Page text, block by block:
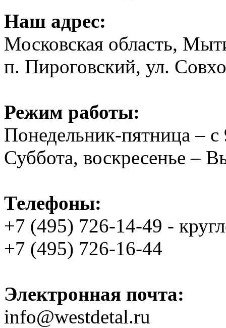
Наш адрес:
Московская область,
п. Пироговский, ул.
Режим работы:
Понедельник-пятница –
Суббота, воскресенье –
Телефоны:
+7 (495) 726-14-49 -
+7 (495) 726-16-44
Электронная почта:
info@westdetal.ru